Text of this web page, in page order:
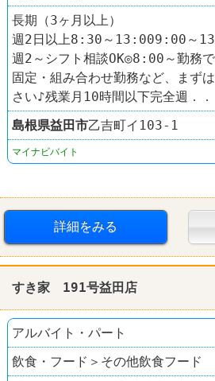
長期（3ヶ月以上）
週2日以上8:30～13:009:00～
週2～シフト相談OK◎8:00～勤務
固定・組み合わせ勤務など、まず
さい♪残業月10時間以下完全週．．
島根県益田市乙吉町イ103-1
マイナビバイト
詳細をみる
すき家 191号益田店
アルバイト・パート
飲食・フード＞その他飲食フード